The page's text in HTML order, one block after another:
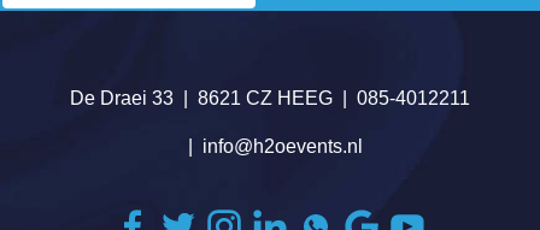
De Draei 33 8621 CZ HEEG 085-4012211
info@h2oevents.nl